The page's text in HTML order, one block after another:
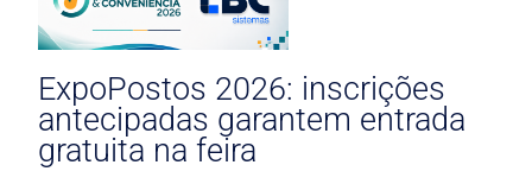
ExpoPostos 2026: inscrições
antecipadas garantem entrada
gratuita na feira